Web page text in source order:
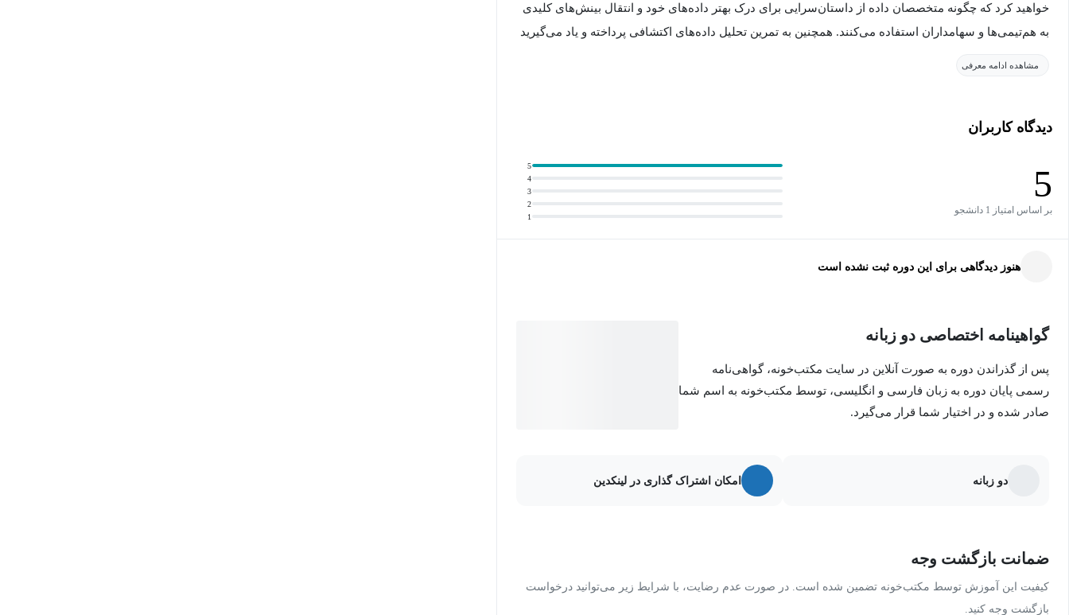
خواهید کرد که چگونه متخصصان داده از داستان‌سرایی برای درک بهتر داده‌های خود و انتقال بینش‌های کلیدی
به هم‌تیمی‌ها و سهامداران استفاده می‌کنند. همچنین به تمرین تحلیل داده‌های اکتشافی پرداخته و یاد می‌گیرید
شبیه‌سازی وظایف مرتبط است، مثال‌هایی از کارهای روزمره‌شان و کمک به ارتقاء مهارت‌های تحلیل
یادگیرندگانی که هفت دوره این برنامه را به پایان برسانند، مهارت‌های لازم برای درخواست شغل در زمینه علم
از ابزارهای پایتون برای بررسی ساختار و فرمت داده‌های خام استفاده کنید
کتابخانه‌های مرتبط پایتون را برای پاکسازی داده‌های خام انتخاب کنید
نحوه تبدیل داده‌های دسته‌ای به داده‌های عددی با پایتون را نشان دهید
تکنیک‌هایی برای ایجاد تجسم‌های داده‌ای قابل دسترس با Tableau شناسایی کنید
داده‌ها را با دستکاری رشته‌های تاریخ ساختاردهی و سازماندهی کنید
مشاهده ادامه معرفی
دیدگاه کاربران
5
بر اساس امتیاز 1 دانشجو
1
2
3
4
5
هنوز دیدگاهی برای این دوره ثبت نشده است
گواهینامه اختصاصی دو زبانه
پس از گذراندن دوره به صورت آنلاین در سایت مکتب‌خونه، گواهی‌نامه
رسمی پایان دوره به زبان فارسی و انگلیسی، توسط مکتب‌خونه به اسم شما
صادر شده و در اختیار شما قرار می‌گیرد.
امکان اشتراک گذاری در لینکدین دو زبانه
ضمانت بازگشت وجه
کیفیت این آموزش توسط مکتب‌خونه تضمین شده است. در صورت عدم رضایت، با شرایط زیر می‌توانید درخواست
بازگشت وجه کنید.